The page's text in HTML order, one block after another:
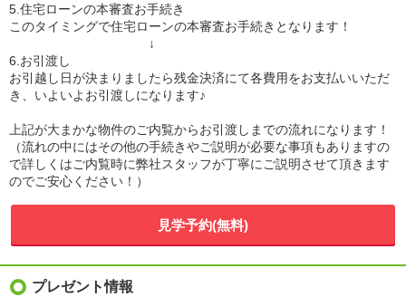
5.住宅ローンの本審査お手続き
このタイミングで住宅ローンの本審査お手続きとなります！
↓
6.お引渡し
お引越し日が決まりましたら残金決済にて各費用をお支払いいただ
き、いよいよお引渡しになります♪
上記が大まかな物件のご内覧からお引渡しまでの流れになります！
（流れの中にはその他の手続きやご説明が必要な事項もありますの
で詳しくはご内覧時に弊社スタッフが丁寧にご説明させて頂きます
のでご安心ください！）
見学予約(無料)
プレゼント情報